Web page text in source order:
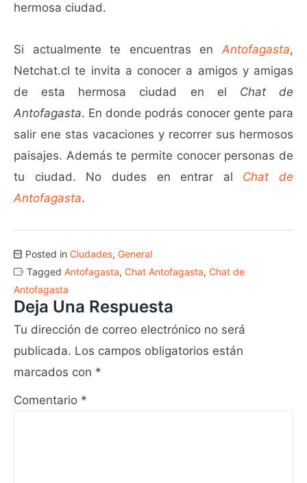
hermosa ciudad.
Si actualmente te encuentras enAntofagasta,
Netchat.cl te invita a conocer a amigos y amigas
de esta hermosa ciudad en el Chat de
Antofagasta. En donde podrás conocer gente para
salir ene stas vacaciones y recorrer sus hermosos
paisajes. Además te permite conocer personas de
tu ciudad. No dudes en entrar al Chat de
Antofagasta.
Posted in Ciudades, General
Tagged Antofagasta, Chat Antofagasta, Chat de
Antofagasta
Deja Una Respuesta
Tu dirección de correo electrónico no será
publicada. Los campos obligatorios están
marcados con *
Comentario *